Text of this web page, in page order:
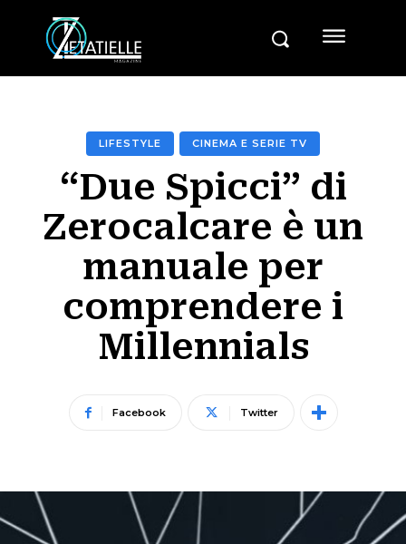
LIFESTYLE CINEMA E SERIE TV
“Due Spicci” di
Zerocalcare è un
manuale per
comprendere i
Millennials
Facebook Twitter